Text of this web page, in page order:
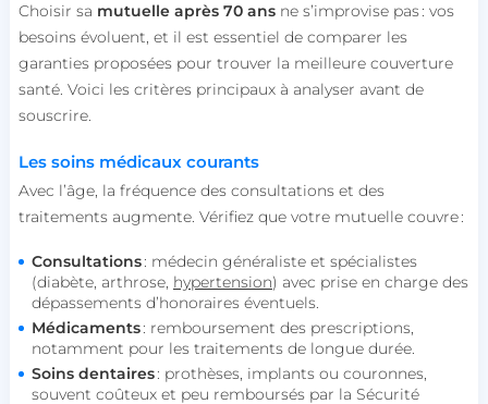
Choisir sa mutuelle après 70 ansne s’improvise pas : vos
besoins évoluent, et il est essentiel de comparer les
garanties proposées pour trouver la meilleure couverture
santé. Voici les critères principaux à analyser avant de
souscrire.
Les soins médicaux courants
Avec l’âge, la fréquence des consultations et des
traitements augmente. Vérifiez que votre mutuelle couvre :
Consultations: médecin généraliste et spécialistes
(diabète, arthrose, hypertension) avec prise en charge des
dépassements d’honoraires éventuels.
Médicaments: remboursement des prescriptions,
notamment pour les traitements de longue durée.
Soins dentaires: prothèses, implants ou couronnes,
souvent coûteux et peu remboursés par la Sécurité